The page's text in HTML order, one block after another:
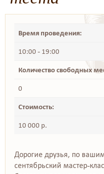
Время проведения:
10:00 - 19:00
Количество свободных
0
Стоимость:
10 000 р.
Дорогие друзья, по
сентябрьский мастер-